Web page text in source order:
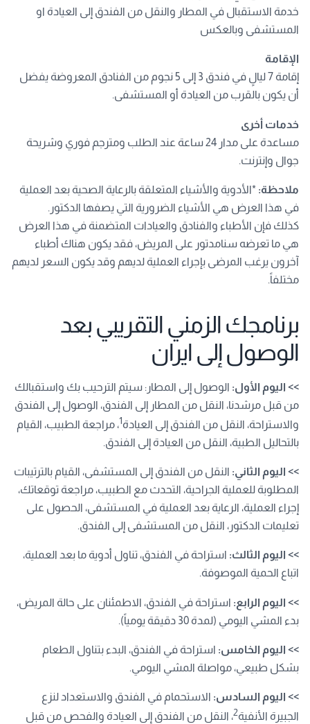
خدمة الاستقبال في المطار والنقل من الفندق إلى العيادة او
المستشفى وبالعكس
الإقامة
إقامة 7 ليالٍ في فندق 3 إلى 5 نجوم من الفنادق المعروضة يفضل
أن يكون بالقرب من العيادة أو المستشفى.
خدمات أخرى
مساعدة على مدار 24 ساعة عند الطلب ومترجم فوري وشريحة
جوال وإنترنت.
ملاحظة: *الأدوية والأشياء المتعلقة بالرعاية الصحية بعد العملية
في هذا العرض هي الأشياء الضرورية التي يصفها الدكتور.
كذلك فإن الأطباء والفنادق والعيادات المتضمنة في هذا العرض
هي ما تعرضه سنامدتور على المريض، فقد يكون هناك أطباء
آخرون يرغب المرضى بإجراء العملية لديهم وقد يكون السعر لديهم
مختلفاً.
برنامجك الزمني التقريبي بعد
الوصول إلى ايران
>> اليوم الأول: الوصول إلى المطار: سيتم الترحيب بك واستقبالك
من قبل مرشدنا، النقل من المطار إلى الفندق، الوصول إلى الفندق
والاستراحة، النقل من الفندق إلى العيادة1، مراجعة الطبيب، القيام
بالتحاليل الطبية، النقل من العيادة إلى الفندق.
>> اليوم الثاني: النقل من الفندق إلى المستشفى، القيام بالترتيبات
المطلوبة للعملية الجراحية، التحدث مع الطبيب، مراجعة توقعاتك،
إجراء العملية، الرعاية بعد العملية في المستشفى، الحصول على
تعليمات الدكتور، النقل من المستشفى إلى الفندق.
>> اليوم الثالث: استراحة في الفندق، تناول أدوية ما بعد العملية،
اتباع الحمية الموصوفة.
>> اليوم الرابع: استراحة في الفندق، الاطمئنان على حالة المريض،
بدء المشي اليومي (لمدة 30 دقيقة يومياً).
>> اليوم الخامس: استراحة في الفندق، البدء بتناول الطعام
بشكل طبيعي، مواصلة المشي اليومي.
>> اليوم السادس: الاستحمام في الفندق والاستعداد لنزع
الجبيرة الأنفية2، النقل من الفندق إلى العيادة والفحص من قبل